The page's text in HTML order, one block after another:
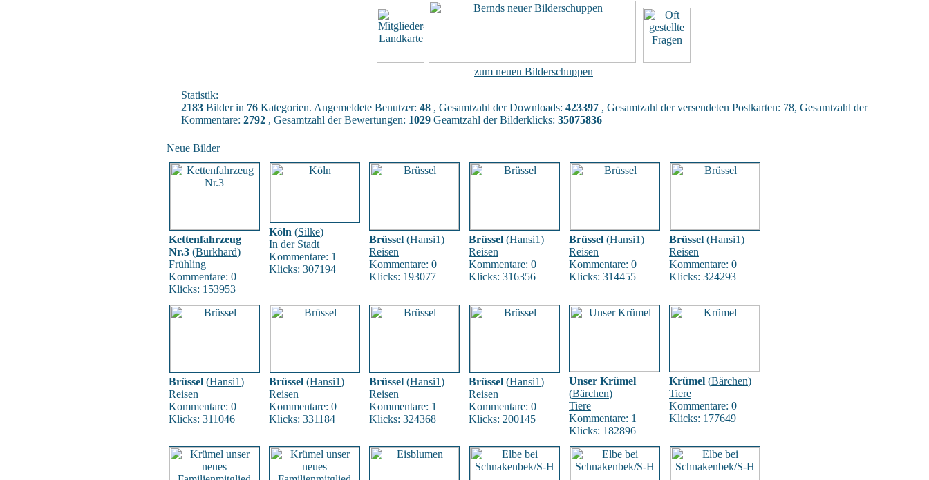
zum neuen Bilderschuppen
Statistik:
2183Bilder in 76Kategorien. Angemeldete Benutzer: 48, Gesamtzahl der Downloads: 423397, Gesamtzahl der versendeten Postkarten: 78, Gesamtzahl der
Kommentare: 2792, Gesamtzahl der Bewertungen: 1029Geamtzahl der Bilderklicks: 35075836
Neue Bilder
Kettenfahrzeug
Nr.3 (Burkhard)
Frühling
Kommentare: 0
Klicks: 153953
Köln (Silke)
In der Stadt
Kommentare: 1
Klicks: 307194
Brüssel (Hansi1)
Reisen
Kommentare: 0
Klicks: 193077
Brüssel (Hansi1)
Reisen
Kommentare: 0
Klicks: 316356
Brüssel (Hansi1)
Reisen
Kommentare: 0
Klicks: 314455
Brüssel (Hansi1)
Reisen
Kommentare: 0
Klicks: 324293
Brüssel (Hansi1)
Reisen
Kommentare: 0
Klicks: 311046
Brüssel (Hansi1)
Reisen
Kommentare: 0
Klicks: 331184
Brüssel (Hansi1)
Reisen
Kommentare: 1
Klicks: 324368
Brüssel (Hansi1)
Reisen
Kommentare: 0
Klicks: 200145
Unser Krümel
(Bärchen)
Tiere
Kommentare: 1
Klicks: 182896
Krümel (Bärchen)
Tiere
Kommentare: 0
Klicks: 177649